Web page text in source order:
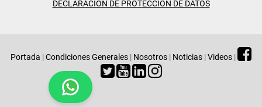
DECLARACION DE PROTECCIÓN DE DATOS
Portada |Condiciones Generales | Nosotros | Noticias |Videos |